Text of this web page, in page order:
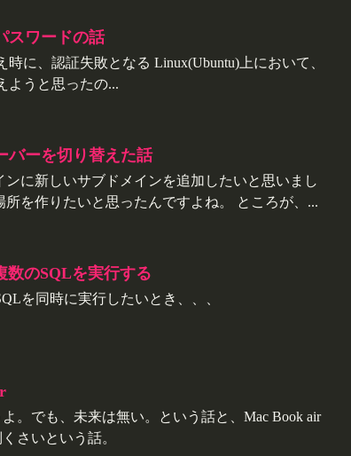
スワードの話
時に、認証失敗となる Linux(Ubuntu)上において、
ようと思ったの...
バーを切り替えた話
に新しいサブドメインを追加したいと思いまし
を作りたいと思ったんですよね。 ところが、...
数のSQLを実行する
を同時に実行したいとき、、、
。でも、未来は無い。という話と、Mac Book air
さいという話。